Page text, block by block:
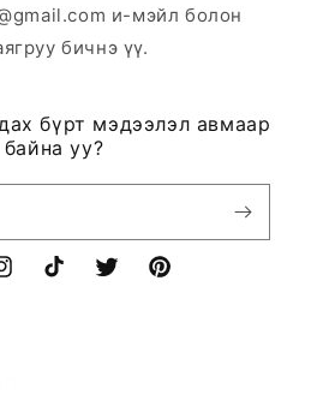
и-мэйл болон
бичнэ үү.
бүрт мэдээлэл авмаар
байна уу?
TikTok TwitterPinterest